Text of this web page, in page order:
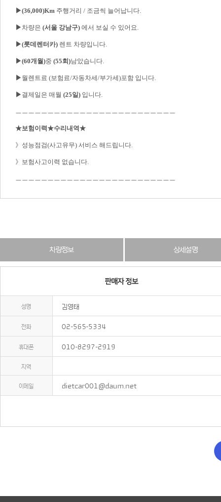
▶(36,000)Km 주행거리 / 조금씩 늘어납니다.
▶ 차량은 (서울 강남구) 에서 보실 수 있어요.
▶(롯데렌터카) 렌트 차량입니다.
▶(60개월)중 (55회)남았습니다.
▶ 월렌트료 (보험료/자동차세/부가세)포함 입니다.
▶ 결제일은 매월 (25일) 입니다.
ㅡㅡㅡㅡㅡㅡㅡㅡㅡㅡㅡㅡㅡㅡㅡㅡㅡㅡㅡㅡㅡㅡㅡㅡㅡ
★보험이력★수리내역★
》성능점검(사고유무) 서비스 해드립니다.
》보험사고이력 없습니다.
ㅡㅡㅡㅡㅡㅡㅡㅡㅡㅡㅡㅡㅡㅡㅡㅡㅡㅡㅡㅡㅡㅡㅡㅡㅡ
차량정보 상세설명
성명 김영태
전화 02-565-5334
휴대폰 010-8297-2919
지역
이메일 dietcar001@daum.net